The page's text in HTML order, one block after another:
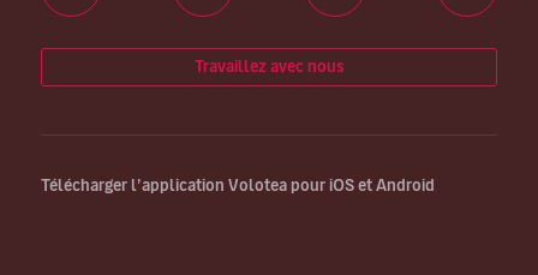
Travaillez avec nous
Télécharger l’application Volotea pour iOS et Android